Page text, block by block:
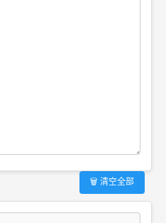
🗑️ 清空全部